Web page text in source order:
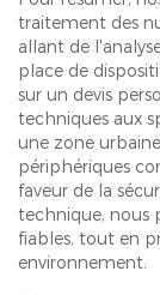
traitement des
allant de
place de
sur un devis
techniques aux
une zone
périphériques
faveur de la
technique, nous
fiables, tout en
environnement.